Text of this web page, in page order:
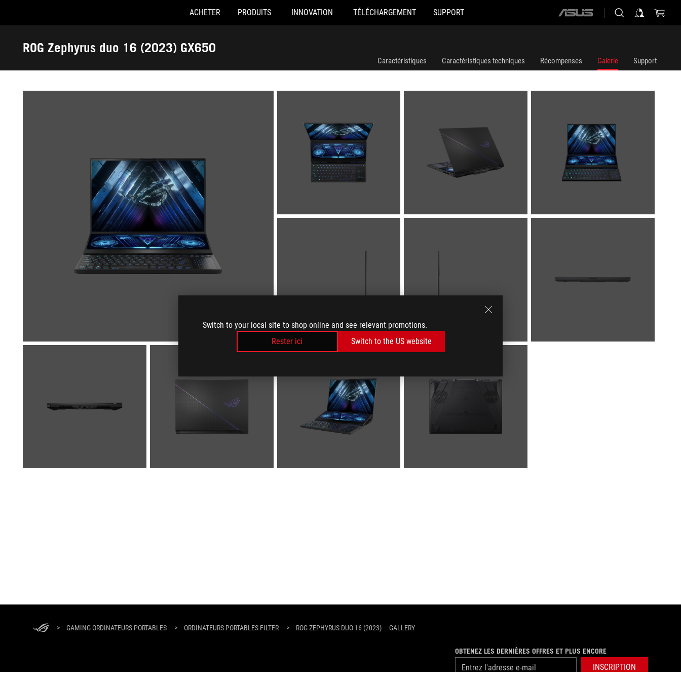
Switch to your local site to shop online and see relevant promotions.
Rester ici
Switch to the US website
Accessibility links
ACHETER PRODUITS INNOVATION TÉLÉCHARGEMENT SUPPORT
ASUS
ROG Zephyrus duo 16 (2023) GX650
Galerie
Caractéristiques Caractéristiques techniques Récompenses Galerie Support
> GAMING ORDINATEURS PORTABLES > ORDINATEURS PORTABLES FILTER > ROG ZEPHYRUS DUO 16 (2023) GALLERY
OBTENEZ LES DERNIÈRES OFFRES ET PLUS ENCORE
INSCRIPTION